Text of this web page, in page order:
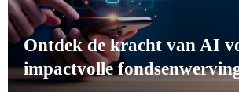
Ontdek de kracht van AI
impactvolle